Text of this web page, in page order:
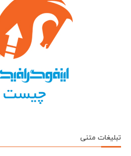
تبلیغات متنی